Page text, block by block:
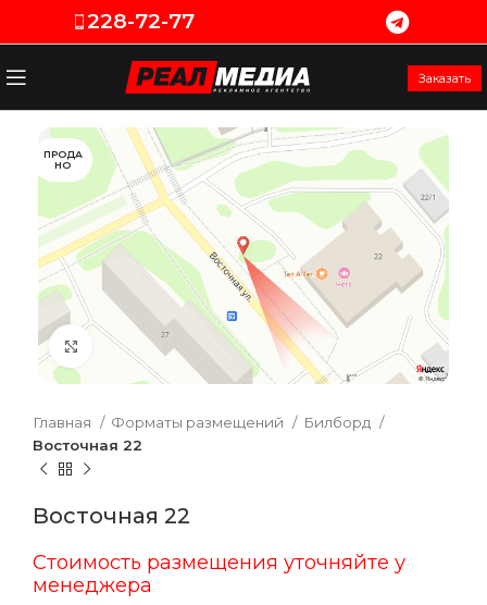
228-72-77
Заказать
ПРОДА
НО
Увеличить
Главная Форматы размещений
Билборд
Восточная 22
Восточная 22
Стоимость размещения уточняйте у
менеджера